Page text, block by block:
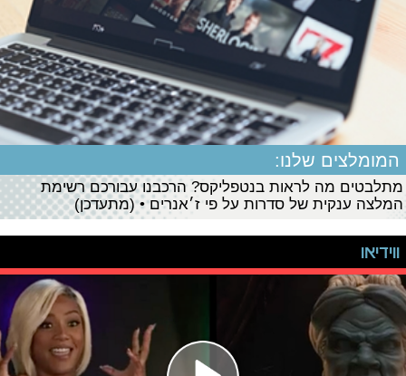
המומלצים שלנו:
מתלבטים מה לראות בנטפליקס? הרכבנו עבורכם רשימת
המלצה ענקית של סדרות על פי ז׳אנרים • (מתעדכן)
ווידיאו